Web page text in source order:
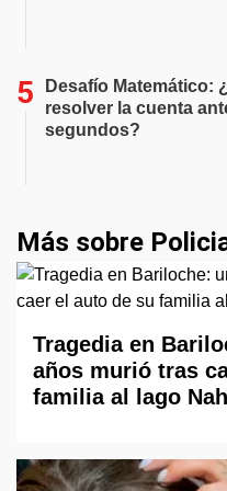
Desafío Matemático:
resolver la cuenta
segundos?
Más sobre
Tragedia en
años murió tras
familia al lago